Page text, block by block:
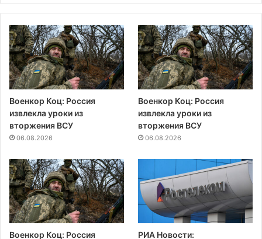
Военкор Коц: Россия
извлекла уроки из
вторжения ВСУ
06.08.2026
Военкор Коц: Россия
извлекла уроки из
вторжения ВСУ
06.08.2026
Военкор Коц: Россия
РИА Новости: